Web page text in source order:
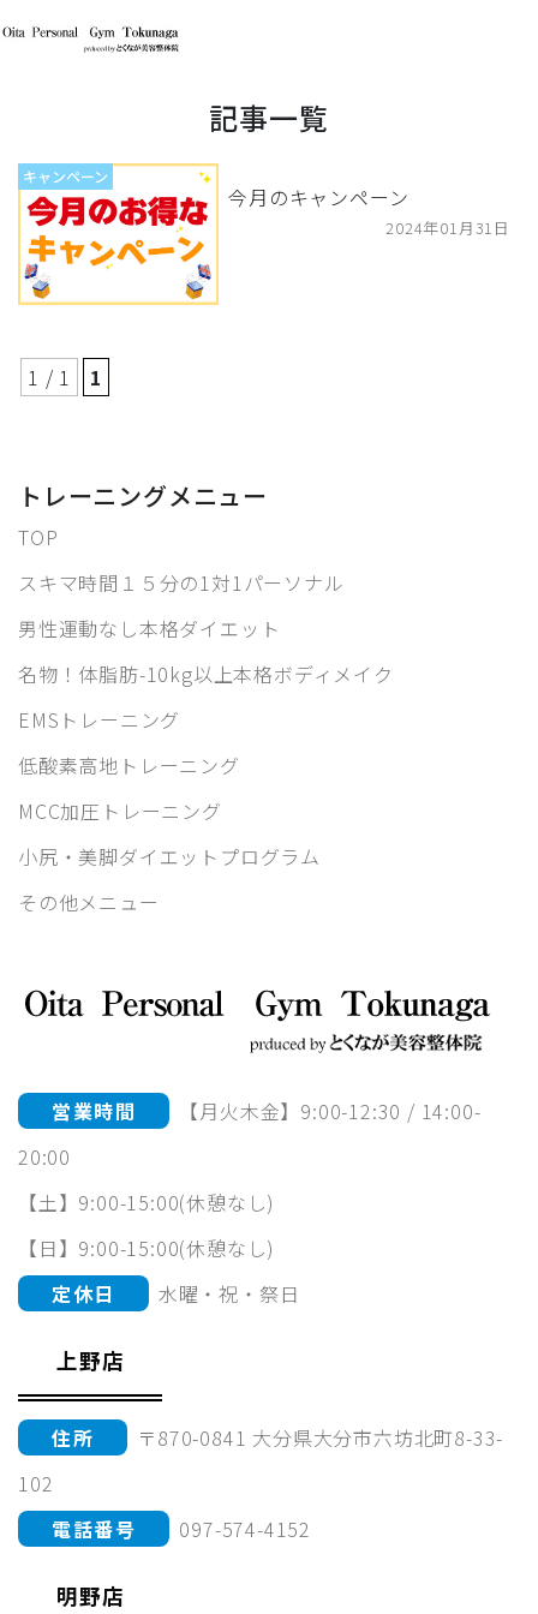
記事一覧
キャンペーン
今月のキャンペーン
2024年01月31日
1 / 1 1
トレーニングメニュー
TOP
スキマ時間１５分の1対1パーソナル
男性運動なし本格ダイエット
名物！体脂肪-10kg以上本格ボディメイク
EMSトレーニング
低酸素高地トレーニング
MCC加圧トレーニング
小尻・美脚ダイエットプログラム
その他メニュー
営業時間
【月火木金】9:00-12:30 / 14:00-
20:00
【土】9:00-15:00(休憩なし)
【日】9:00-15:00(休憩なし)
定休日
水曜・祝・祭日
上野店
住所
〒870-0841 大分県大分市六坊北町8-33-
102
電話番号
097-574-4152
明野店